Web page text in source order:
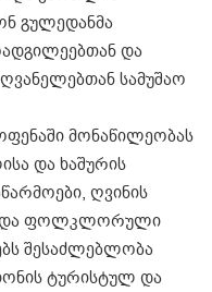
გულედანმა
და
სამუშაო
მონაწილეობას
და ხაშურის
ღვინის
და ფოლკლორული
შესაძლებლობა
ტურისტულ და